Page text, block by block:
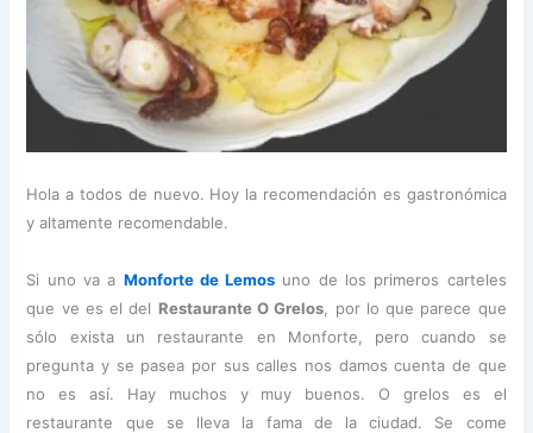
Hola a todos de nuevo. Hoy la recomendación es gastronómica
y altamente recomendable.
Si uno va a Monforte de Lemos uno de los primeros carteles
que ve es el del Restaurante O Grelos , por lo que parece que
sólo exista un restaurante en Monforte, pero cuando se
pregunta y se pasea por sus calles nos damos cuenta de que
no es así. Hay muchos y muy buenos. O grelos es el
restaurante que se lleva la fama de la ciudad. Se come